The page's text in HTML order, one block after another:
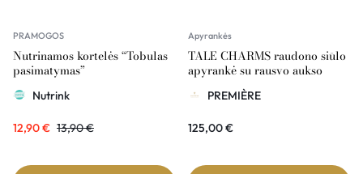
PRAMOGOS
Nutrinamos kortelės “Tobulas
pasimatymas”
Nutrink
12,90€ 13,90€
Apyrankės
TALE CHARMS raudono siūlo
apyrankė su rausvo aukso
dekoru ir briliantu
PREMIÈRE
125,00€